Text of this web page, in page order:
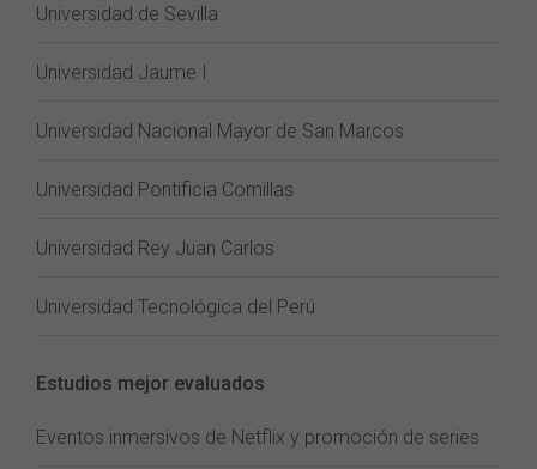
Universidad de Sevilla
Universidad Jaume I
Universidad Nacional Mayor de San Marcos
Universidad Pontificia Comillas
Universidad Rey Juan Carlos
Universidad Tecnológica del Perú
Estudios mejor evaluados
Eventos inmersivos de Netflix y promoción de series